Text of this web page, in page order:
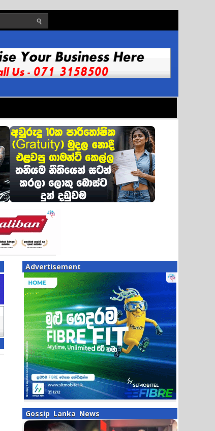
Advertisement
Gossip Lanka News